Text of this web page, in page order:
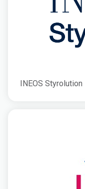
INEOS Styrolution